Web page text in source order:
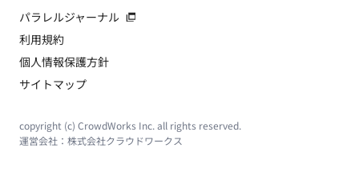
密に連携し、デザインの実装をサポートします。 ▼競合サー
ビスの把握 ・競合他社のデザインやユーザー体験を自ら確認
し、当社サービスの改善点や差別化ポイントを明確にします。
・競合の強みと弱みを理解し、それを基に自社のデザイン戦
略を策定します。 ■採用技術 フロント：React, MUI, TypeScript
CDK(TypeScript) その他：GitHub, GitHub Actions ■開発スタイ
ル ▼スプリント(半月単位） ・スプリントプランニング
パラレルジャーナル
利用規約
個人情報保護方針
サイトマップ
copyright (c) CrowdWorks Inc. all rights reserved.
運営会社： 株式会社クラウドワークス